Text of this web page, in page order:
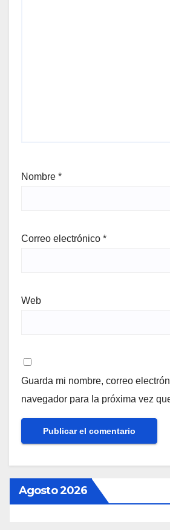
Nombre *
Correo electrónico *
Web
Guarda mi nombre, correo
navegador para la próxima vez
Agosto 2026